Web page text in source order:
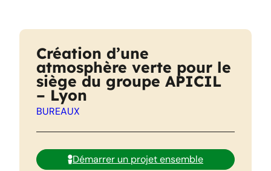
Création d’une
atmosphère verte pour le
siège du groupe APICIL
– Lyon
BUREAUX
Démarrer un projet ensemble